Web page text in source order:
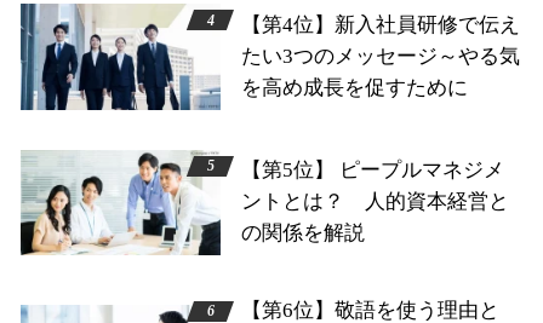
【第4位】新入社員研修で伝え
たい3つのメッセージ～やる気
を高め成長を促すために
【第5位】 ピープルマネジメ
ントとは？ 人的資本経営と
の関係を解説
【第6位】敬語を使う理由と